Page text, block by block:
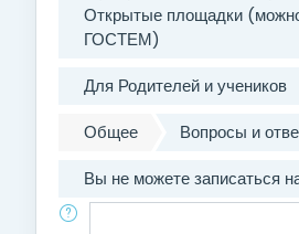
Открытые площадки
ГОСТЕМ)
Для Родителей и учеников
Общее
Вопросы и
Вы не можете записаться
Поиск по форумам